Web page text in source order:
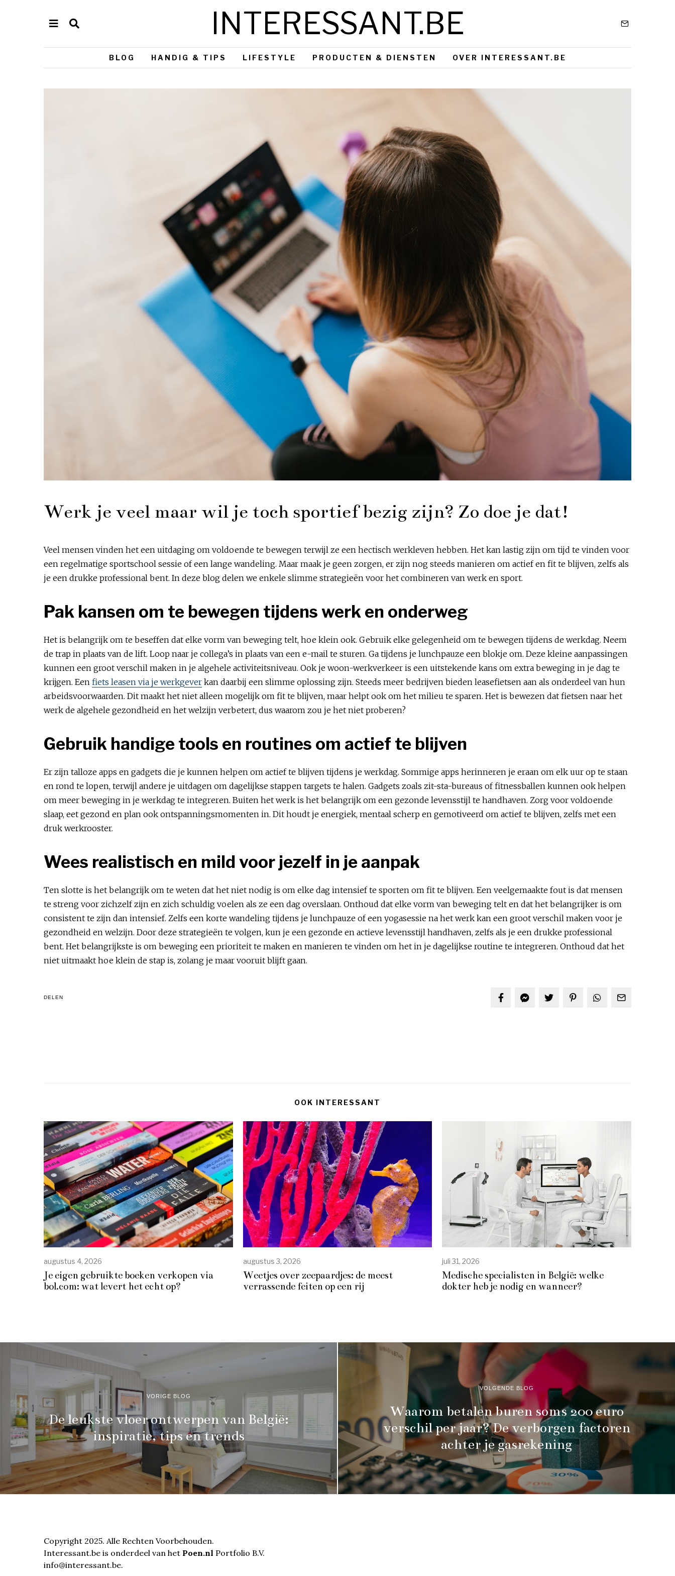
INTERESSANT.BE
BLOG HANDIG & TIPS LIFESTYLE PRODUCTEN & DIENSTEN OVER INTERESSANT.BE
Werk je veel maar wil je toch sportief bezig zijn? Zo doe je dat!
Veel mensen vinden het een uitdaging om voldoende te bewegen terwijl ze een hectisch werkleven hebben. Het kan lastig zijn om tijd te vinden voor
een regelmatige sportschool sessie of een lange wandeling. Maar maak je geen zorgen, er zijn nog steeds manieren om actief en fit te blijven, zelfs als
je een drukke professional bent. In deze blog delen we enkele slimme strategieën voor het combineren van werk en sport.
Pak kansen om te bewegen tijdens werk en onderweg
Het is belangrijk om te beseffen dat elke vorm van beweging telt, hoe klein ook. Gebruik elke gelegenheid om te bewegen tijdens de werkdag. Neem
de trap in plaats van de lift. Loop naar je collega’s in plaats van een e-mail te sturen. Ga tijdens je lunchpauze een blokje om. Deze kleine aanpassingen
kunnen een groot verschil maken in je algehele activiteitsniveau. Ook je woon-werkverkeer is een uitstekende kans om extra beweging in je dag te
krijgen. Een fiets leasen via je werkgever kan daarbij een slimme oplossing zijn. Steeds meer bedrijven bieden leasefietsen aan als onderdeel van hun
arbeidsvoorwaarden. Dit maakt het niet alleen mogelijk om fit te blijven, maar helpt ook om het milieu te sparen. Het is bewezen dat fietsen naar het
werk de algehele gezondheid en het welzijn verbetert, dus waarom zou je het niet proberen?
Gebruik handige tools en routines om actief te blijven
Er zijn talloze apps en gadgets die je kunnen helpen om actief te blijven tijdens je werkdag. Sommige apps herinneren je eraan om elk uur op te staan
en rond te lopen, terwijl andere je uitdagen om dagelijkse stappen targets te halen. Gadgets zoals zit-sta-bureaus of fitnessballen kunnen ook helpen
om meer beweging in je werkdag te integreren. Buiten het werk is het belangrijk om een gezonde levensstijl te handhaven. Zorg voor voldoende
slaap, eet gezond en plan ook ontspanningsmomenten in. Dit houdt je energiek, mentaal scherp en gemotiveerd om actief te blijven, zelfs met een
druk werkrooster.
Wees realistisch en mild voor jezelf in je aanpak
Ten slotte is het belangrijk om te weten dat het niet nodig is om elke dag intensief te sporten om fit te blijven. Een veelgemaakte fout is dat mensen
te streng voor zichzelf zijn en zich schuldig voelen als ze een dag overslaan. Onthoud dat elke vorm van beweging telt en dat het belangrijker is om
consistent te zijn dan intensief. Zelfs een korte wandeling tijdens je lunchpauze of een yogasessie na het werk kan een groot verschil maken voor je
gezondheid en welzijn. Door deze strategieën te volgen, kun je een gezonde en actieve levensstijl handhaven, zelfs als je een drukke professional
bent. Het belangrijkste is om beweging een prioriteit te maken en manieren te vinden om het in je dagelijkse routine te integreren. Onthoud dat het
niet uitmaakt hoe klein de stap is, zolang je maar vooruit blijft gaan.
DELEN
OOK INTERESSANT
augustus 4, 2026
Je eigen gebruikte boeken verkopen via
bol.com: wat levert het echt op?
augustus 3, 2026
Weetjes over zeepaardjes: de meest
verrassende feiten op een rij
juli 31, 2026
Medische specialisten in België: welke
dokter heb je nodig en wanneer?
VORIGE BLOG
De leukste vloer ontwerpen van België:
inspiratie, tips en trends
VOLGENDE BLOG
Waarom betalen buren soms 200 euro
verschil per jaar? De verborgen factoren
achter je gasrekening
Copyright 2025. Alle Rechten Voorbehouden.
Interessant.be is onderdeel van het Poen.nl Portfolio B.V.
info@interessant.be.